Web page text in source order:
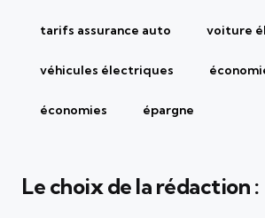
tarifs assurance auto voiture
véhicules électriques
économies épargne
Le choix de la rédaction :